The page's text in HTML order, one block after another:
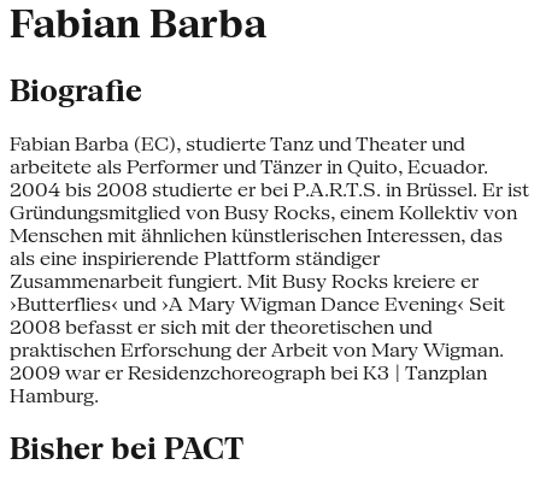
Fabian Barba
Biografie
Fabian Barba (EC), studierte Tanz und Theater und
arbeitete als Performer und Tänzer in Quito, Ecuador.
2004 bis 2008 studierte er bei P.A.R.T.S. in Brüssel. Er ist
Gründungsmitglied von Busy Rocks, einem Kollektiv von
Menschen mit ähnlichen künstlerischen Interessen, das
als eine inspirierende Plattform ständiger
Zusammenarbeit fungiert. Mit Busy Rocks kreiere er
›Butterflies‹ und ›A Mary Wigman Dance Evening‹ Seit
2008 befasst er sich mit der theoretischen und
praktischen Erforschung der Arbeit von Mary Wigman.
2009 war er Residenzchoreograph bei K3 | Tanzplan
Hamburg.
Bisher bei PACT